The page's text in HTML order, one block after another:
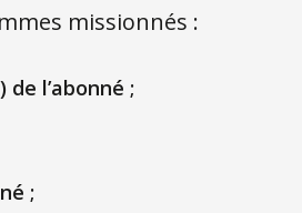
missionnés :
l’abonné ;
;